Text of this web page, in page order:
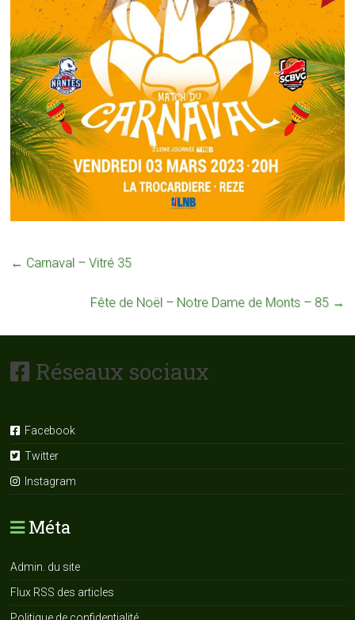
← Carnaval – Vitré 35
Fête de Noël – Notre Dame de Monts – 85 →
Réseaux sociaux
Facebook
Twitter
Instagram
Méta
Admin. du site
Flux RSS des articles